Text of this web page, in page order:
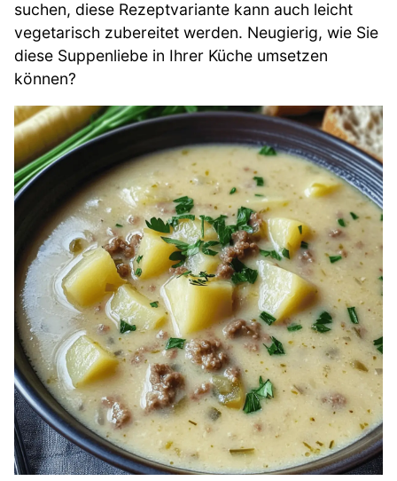
suchen, diese Rezeptvariante kann auch leicht
vegetarisch zubereitet werden. Neugierig, wie Sie
diese Suppenliebe in Ihrer Küche umsetzen
können?